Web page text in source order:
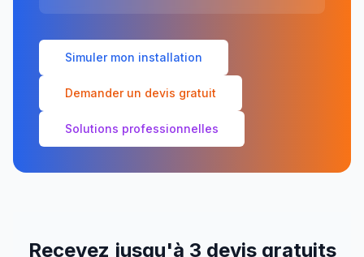
Simuler mon installation
Demander un devis gratuit
Solutions professionnelles
Recevez jusqu'à 3 devis gratuits